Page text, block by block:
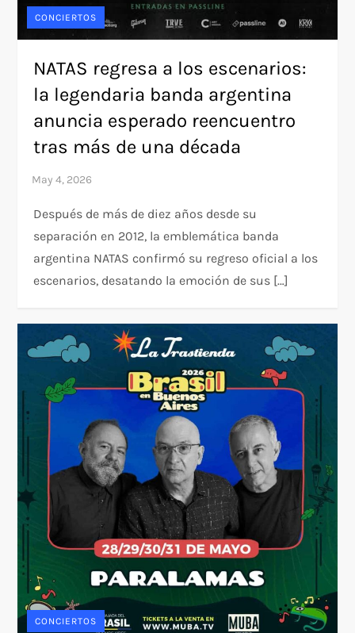
CONCIERTOS
NATAS regresa a los escenarios:
la legendaria banda argentina
anuncia esperado reencuentro
tras más de una década
Después de más de diez años desde su
separación en 2012, la emblemática banda
argentina NATAS confirmó su regreso oficial a los
escenarios, desatando la emoción de sus […]
CONCIERTOS